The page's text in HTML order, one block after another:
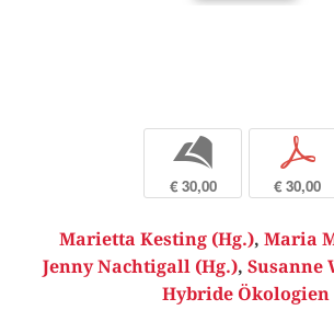
b
€ 30,00
p
€ 30,00
Marietta Kesting (Hg.), Maria
Jenny Nachtigall (Hg.), Susanne
Hybride Ökologien